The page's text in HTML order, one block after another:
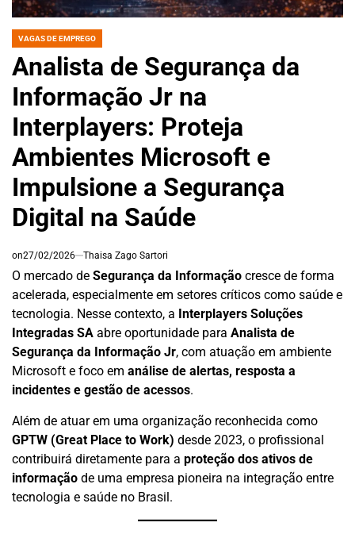
POSTED
VAGAS DE EMPREGO
Analista de Segurança da
Informação Jr na
Interplayers: Proteja
Ambientes Microsoft e
Impulsione a Segurança
Digital na Saúde
on27/02/2026 Thaisa Zago Sartori
O mercado de Segurança da Informação cresce de forma
acelerada, especialmente em setores críticos como saúde e
tecnologia. Nesse contexto, a Interplayers Soluções
Integradas SA abre oportunidade para Analista de
Segurança da Informação Jr, com atuação em ambiente
Microsoft e foco em análise de alertas, resposta a
incidentes e gestão de acessos.
Além de atuar em uma organização reconhecida como
GPTW (Great Place to Work) desde 2023, o profissional
contribuirá diretamente para a proteção dos ativos de
informação de uma empresa pioneira na integração entre
tecnologia e saúde no Brasil.